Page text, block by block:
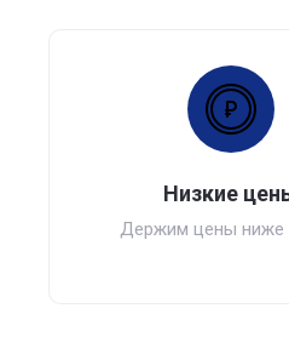
Низкие
Держим цены ниже